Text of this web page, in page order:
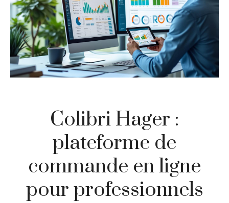
Colibri Hager :
plateforme de
commande en ligne
pour professionnels